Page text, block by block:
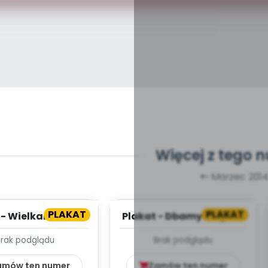
Więcej z tego
Marzec 2014
PLAKAT
Wielkanoc tuż-
podglądu
PLAKAT
Plakat - Dbamy o ogród
Brak podglądu